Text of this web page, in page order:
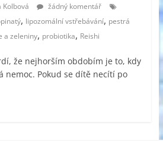
Kolbová
žádný komentář
, lipozomální vstřebávání, pestrá
a zeleniny, probiotika, Reishi
že nejhorším obdobím je to, kdy
nemoc. Pokud se dítě necítí po